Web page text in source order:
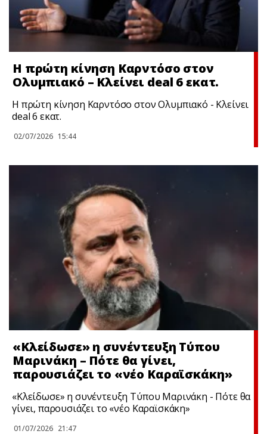
Η πρώτη κίνηση Καρντόσο στον
Ολυμπιακό – Κλείνει deal 6 εκατ.
Η πρώτη κίνηση Καρντόσο στον Ολυμπιακό - Κλείνει
deal 6 εκατ.
02/07/2026 15:44
«Κλείδωσε» η συνέντευξη Τύπου
Μαρινάκη – Πότε θα γίνει,
παρουσιάζει το «νέο Καραϊσκάκη»
«Κλείδωσε» η συνέντευξη Τύπου Μαρινάκη - Πότε θα
γίνει, παρουσιάζει το «νέο Καραϊσκάκη»
01/07/2026 21:47